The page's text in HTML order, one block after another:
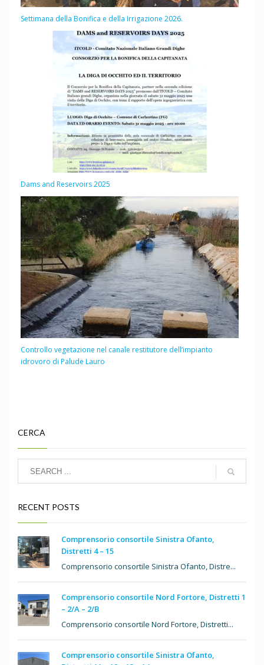
Settimana della Bonifica e della Irrigazione 2026.
Dams and Reservoirs 2025
Controllo vegetazione nel canale restitutore dell’impianto
idrovoro di Palude Lauro
CERCA
RECENT POSTS
Comprensorio consortile Sinistra Ofanto,
Distretti 4 – 15
Comprensorio consortile Sinistra Ofanto, Distre...
Comprensorio consortile Nord Fortore, Distretti 1
– 2/A – 2/B
Comprensorio consortile Nord Fortore, Distretti...
Comprensorio consortile Sinistra Ofanto,